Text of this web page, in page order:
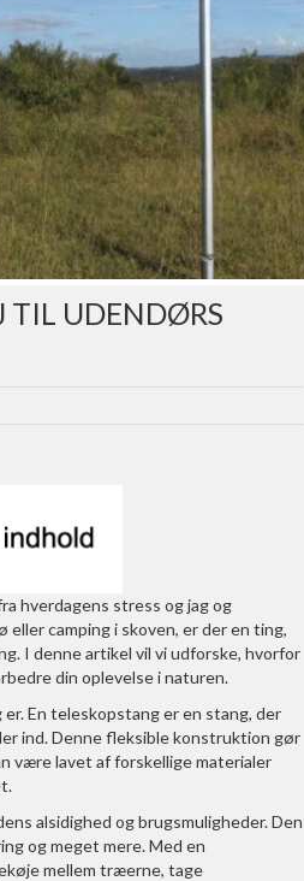
TIL UDENDØRS
hverdagens stress og jag og
camping i skoven, er der en ting,
I denne artikel vil vi udforske, hvorfor
din oplevelse i naturen.
En teleskopstang er en stang, der
ind. Denne fleksible konstruktion gør
være lavet af forskellige materialer
alsidighed og brugsmuligheder. Den
og meget mere. Med en
mellem træerne, tage